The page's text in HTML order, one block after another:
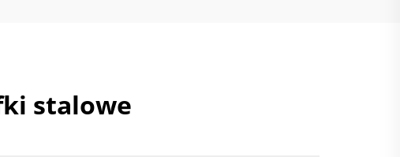
stalowe